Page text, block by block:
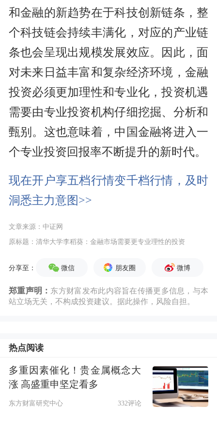
和金融的新趋势在于科技创新链条，整
个科技链会持续丰满化，对应的产业链
条也会呈现出规模发展效应。因此，面
对未来日益丰富和复杂经济环境，金融
投资必须更加理性和专业化，投资机遇
需要由专业投资机构仔细挖掘、分析和
甄别。这也意味着，中国金融将进入一
个专业投资回报率不断提升的新时代。
现在开户享五档行情变千档行情，及时
洞悉主力意图>>
文章来源：中证网
原标题：清华大学李稻葵：金融市场需要更专业理性的投资
分享至： 微信 朋友圈 微博
郑重声明： 东方财富发布此内容旨在传播更多信息，与本
站立场无关，不构成投资建议。据此操作，风险自担。
热点阅读
多重因素催化！贵金属概念大
涨 高盛重申坚定看多
东方财富研究中心 332评论